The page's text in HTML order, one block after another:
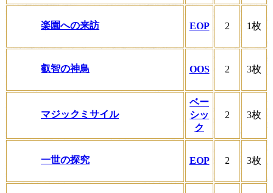
楽園への来訪 EOP 2 1枚
叡智の神鳥 OOS 2 3枚
マジックミサイル
ベー
シッ
ク
2 3枚
一世の探究 EOP 2 3枚